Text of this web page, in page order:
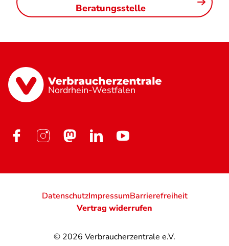
Beratungsstelle
Nordrhein-Westfalen
© 2026 Verbraucherzentrale e.V.
DatenschutzImpressumBarrierefreiheit
Vertrag widerrufen